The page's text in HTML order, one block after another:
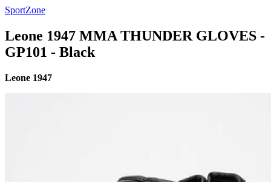
SportZone
Leone 1947 MMA THUNDER GLOVES -
GP101 - Black
Leone 1947